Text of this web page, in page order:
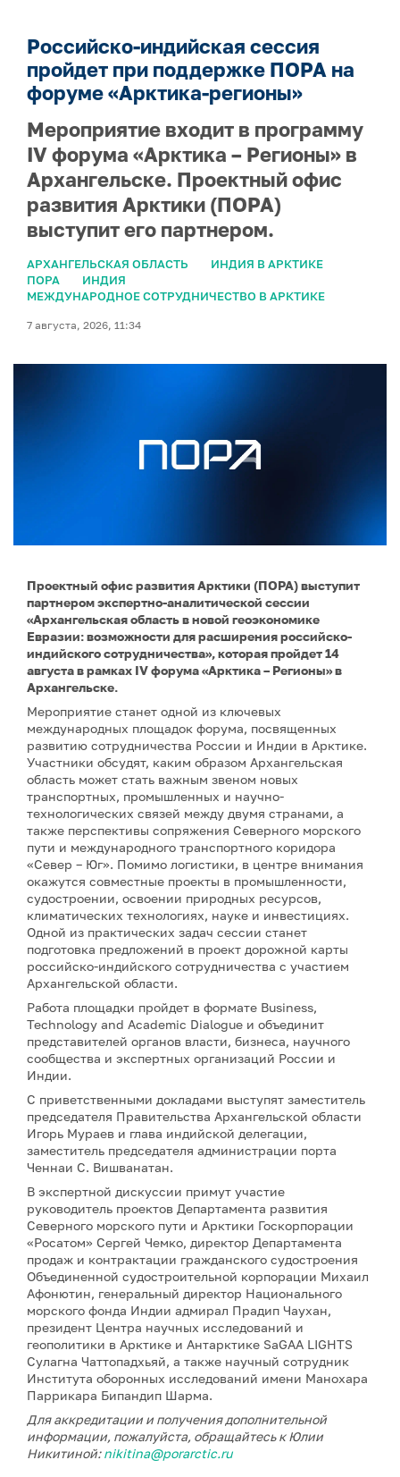
Российско-индийская сессия
пройдет при поддержке ПОРА на
форуме «Арктика-регионы»
Мероприятие входит в программу
IV форума «Арктика – Регионы» в
Архангельске. Проектный офис
развития Арктики (ПОРА)
выступит его партнером.
АРХАНГЕЛЬСКАЯ ОБЛАСТЬ
ИНДИЯ В АРКТИКЕ
ПОРА
ИНДИЯ
МЕЖДУНАРОДНОЕ СОТРУДНИЧЕСТВО В АРКТИКЕ
7 августа, 2026, 11:34
Проектный офис развития Арктики (ПОРА) выступит
партнером экспертно-аналитической сессии
«Архангельская область в новой геоэкономике
Евразии: возможности для расширения российско-
индийского сотрудничества», которая пройдет 14
августа в рамках IV форума «Арктика – Регионы» в
Архангельске.
Мероприятие станет одной из ключевых
международных площадок форума, посвященных
развитию сотрудничества России и Индии в Арктике.
Участники обсудят, каким образом Архангельская
область может стать важным звеном новых
транспортных, промышленных и научно-
технологических связей между двумя странами, а
также перспективы сопряжения Северного морского
пути и международного транспортного коридора
«Север – Юг». Помимо логистики, в центре внимания
окажутся совместные проекты в промышленности,
судостроении, освоении природных ресурсов,
климатических технологиях, науке и инвестициях.
Одной из практических задач сессии станет
подготовка предложений в проект дорожной карты
российско-индийского сотрудничества с участием
Архангельской области.
Работа площадки пройдет в формате Business,
Technology and Academic Dialogue и объединит
представителей органов власти, бизнеса, научного
сообщества и экспертных организаций России и
Индии.
С приветственными докладами выступят заместитель
председателя Правительства Архангельской области
Игорь Мураев и глава индийской делегации,
заместитель председателя администрации порта
Ченнаи С. Вишванатан.
В экспертной дискуссии примут участие
руководитель проектов Департамента развития
Северного морского пути и Арктики Госкорпорации
«Росатом» Сергей Чемко, директор Департамента
продаж и контрактации гражданского судостроения
Объединенной судостроительной корпорации Михаил
Афонютин, генеральный директор Национального
морского фонда Индии адмирал Прадип Чаухан,
президент Центра научных исследований и
геополитики в Арктике и Антарктике SaGAA LIGHTS
Сулагна Чаттопадхьяй, а также научный сотрудник
Института оборонных исследований имени Манохара
Паррикара Бипандип Шарма.
Для аккредитации и получения дополнительной
информации, пожалуйста, обращайтесь к Юлии
Никитиной:nikitina@porarctic.ru